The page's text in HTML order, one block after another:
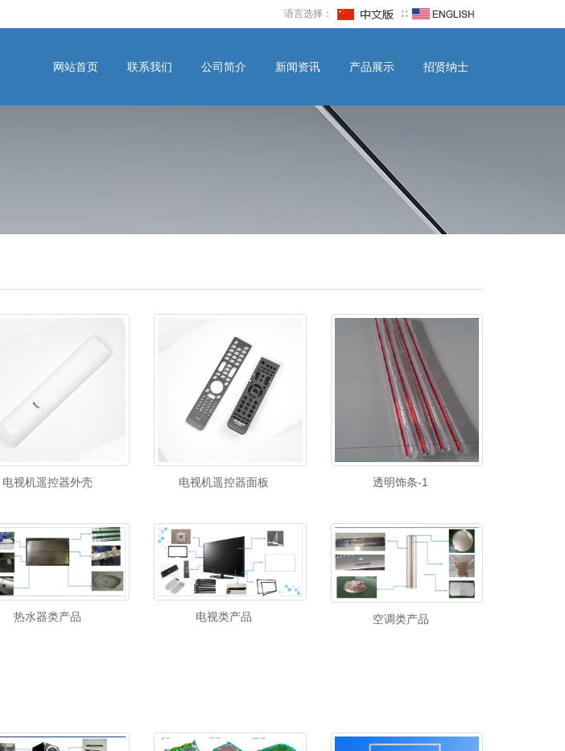
语言选择： ∷
网站首页 联系我们 公司简介 新闻资讯 产品展示 招贤纳士
电视机遥控器外壳 电视机遥控器面板 透明饰条-1
热水器类产品 电视类产品 空调类产品